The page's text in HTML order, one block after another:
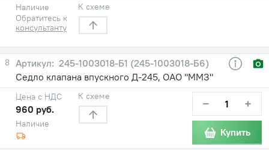
Наличие
Обратитесь к
консультанту
К схеме
8
245-1003018-Б1 (245-1003018-Б6)
Седло клапана впускного Д-245, ОАО "ММЗ"
Наличие
Цена с НДС
960 руб.
К схеме − +
Купить